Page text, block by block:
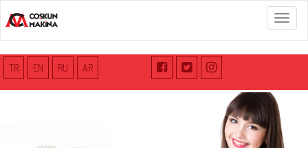
Menü
TR EN RU AR